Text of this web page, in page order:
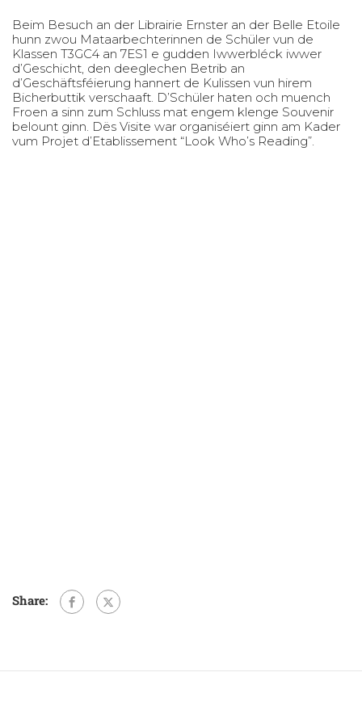
Beim Besuch an der Librairie Ernster an der Belle Etoile
hunn zwou Mataarbechterinnen de Schüler vun de
Klassen T3GC4 an 7ES1 e gudden Iwwerbléck iwwer
d’Geschicht, den deeglechen Betrib an
d’Geschäftsféierung hannert de Kulissen vun hirem
Bicherbuttik verschaaft. D’Schüler haten och muench
Froen a sinn zum Schluss mat engem klenge Souvenir
belount ginn. Dës Visite war organiséiert ginn am Kader
vum Projet d’Etablissement “Look Who’s Reading”.
Share: